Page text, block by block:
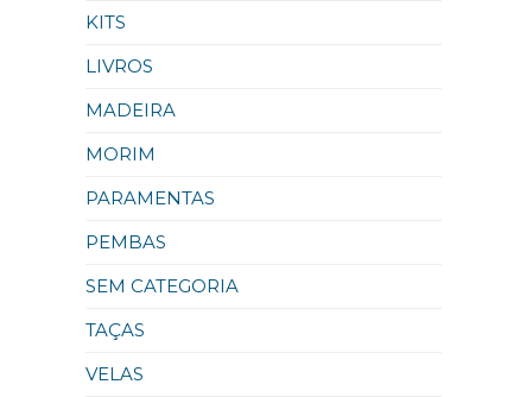
KITS
LIVROS
MADEIRA
MORIM
PARAMENTAS
PEMBAS
SEM CATEGORIA
TAÇAS
VELAS